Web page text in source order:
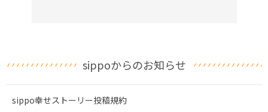
sippoからのお知らせ
sippo幸せストーリー投稿規約